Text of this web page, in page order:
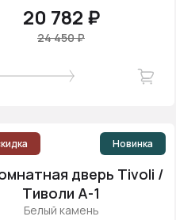
20 782 ₽
24 450 ₽
Новинка
дверь Tivoli /
Тиволи А-1
Белый камень